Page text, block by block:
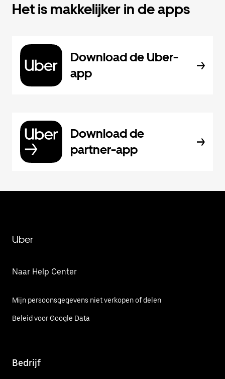
Het is makkelijker in de apps
Download de Uber-
app
Download de
partner-app
Uber
Naar Help Center
Mijn persoonsgegevens niet verkopen of delen
Beleid voor Google Data
Bedrijf